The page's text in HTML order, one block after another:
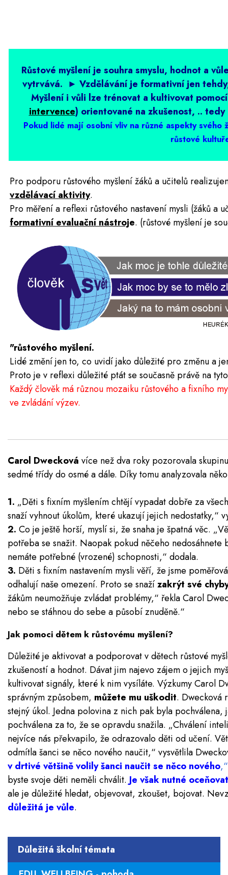
Růstové myšlení je souhra smyslu, hodnot a
vytrvává. ► Vzdělávání je formativní jen
Myšlení i vůli lze trénovat a kultivovat
intervence) orientované na zkušenost, ..
Pokud lidé mají osobní vliv na různé aspekty svého
růstové
Pro podporu růstového myšlení žáků a učitelů
vzdělávací aktivity.
Pro měření a reflexi růstového nastavení mysli (žáků a
formativní evaluační nástroje. (růstové myšlení je
"růstového myšlení.
Lidé změní jen to, co uvidí jako důležité pro změnu a
Proto je v reflexi důležité ptát se současně právě na
Každý člověk má různou mozaiku růstového a fixního
ve zvládání výzev.
Carol Dwecková více než dva roky pozorovala
sedmé třídy do osmé a dále. Díky tomu analyzovala
1. „Děti s fixním myšlením chtějí vypadat dobře za
snaží vyhnout úkolům, které ukazují jejich nedostatky,“
2. Co je ještě horší, myslí si, že snaha je špatná věc.
potřeba se snažit. Naopak pokud něčeho
nemáte potřebné (vrozené) schopnosti,“ dodala.
3. Děti s fixním nastavením mysli věří, že jsme
odhalují naše omezení. Proto se snažízakrýt své
žákům neumožňuje zvládat problémy,“ řekla Carol
nebo se stáhnou do sebe a působí znuděně.“
Jak pomoci dětem k růstovému myšlení?
Důležité je aktivovat a podporovat v dětech růstové
zkušeností a hodnot. Dávat jim najevo zájem o jejich
kultivovat signály, které k nim vysíláte. Výzkumy Carol
správným způsobem, můžete mu uškodit. Dwecková
stejný úkol. Jedna polovina z nich pak byla
pochválena za to, že se opravdu snažila. „Chválení
nejvíce nás překvapilo, že odrazovalo děti od učení.
odmítla šanci se něco nového naučit,“ vysvětlila
v drtivé většině volily šanci naučit se něco nového,“
byste svoje děti neměli chválit. Je však nutné
ale je důležité hledat, objevovat, zkoušet, bojovat.
důležitá je vůle.
Důležitá školní témata